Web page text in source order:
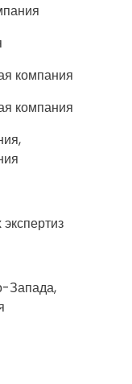
компания
компания
Запада,